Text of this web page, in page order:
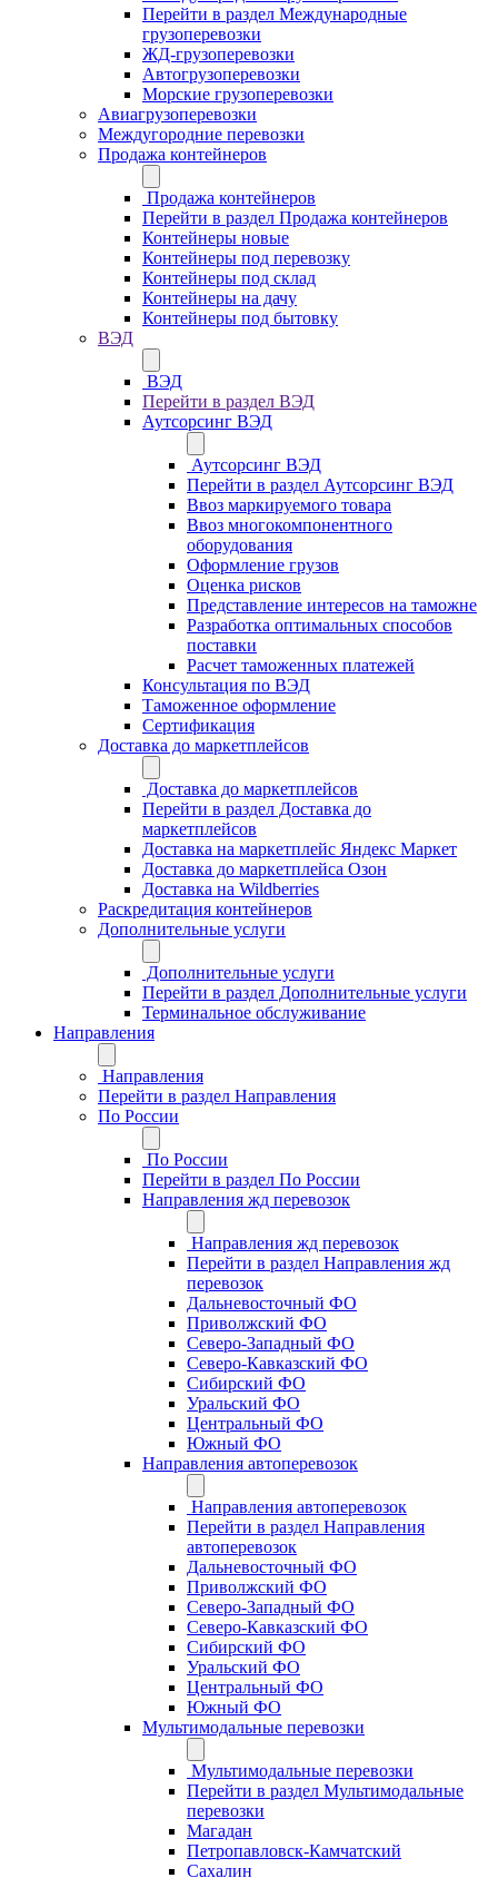
Перейти в раздел Международные
грузоперевозки
ЖД-грузоперевозки
Автогрузоперевозки
Морские грузоперевозки
Авиагрузоперевозки
Междугородние перевозки
Продажа контейнеров
Продажа контейнеров
Перейти в раздел Продажа контейнеров
Контейнеры новые
Контейнеры под перевозку
Контейнеры под склад
Контейнеры на дачу
Контейнеры под бытовку
ВЭД
ВЭД
Перейти в раздел ВЭД
Аутсорсинг ВЭД
Аутсорсинг ВЭД
Перейти в раздел Аутсорсинг ВЭД
Ввоз маркируемого товара
Ввоз многокомпонентного
оборудования
Оформление грузов
Оценка рисков
Представление интересов на таможне
Разработка оптимальных способов
поставки
Расчет таможенных платежей
Консультация по ВЭД
Таможенное оформление
Сертификация
Доставка до маркетплейсов
Доставка до маркетплейсов
Перейти в раздел Доставка до
маркетплейсов
Доставка на маркетплейс Яндекс Маркет
Доставка до маркетплейса Озон
Доставка на Wildberries
Раскредитация контейнеров
Дополнительные услуги
Дополнительные услуги
Перейти в раздел Дополнительные услуги
Терминальное обслуживание
Направления
Направления
Перейти в раздел Направления
По России
По России
Перейти в раздел По России
Направления жд перевозок
Направления жд перевозок
Перейти в раздел Направления жд
перевозок
Дальневосточный ФО
Приволжский ФО
Северо-Западный ФО
Северо-Кавказский ФО
Сибирский ФО
Уральский ФО
Центральный ФО
Южный ФО
Направления автоперевозок
Направления автоперевозок
Перейти в раздел Направления
автоперевозок
Дальневосточный ФО
Приволжский ФО
Северо-Западный ФО
Северо-Кавказский ФО
Сибирский ФО
Уральский ФО
Центральный ФО
Южный ФО
Мультимодальные перевозки
Мультимодальные перевозки
Перейти в раздел Мультимодальные
перевозки
Магадан
Петропавловск-Камчатский
Сахалин